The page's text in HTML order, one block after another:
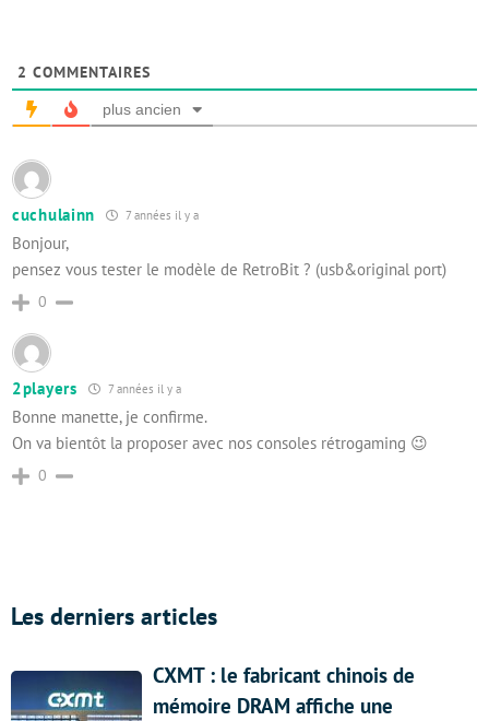
2 COMMENTAIRES
plus ancien
cuchulainn 7 années il y a
Bonjour,
pensez vous tester le modèle de RetroBit ? (usb&original port)
0
2players 7 années il y a
Bonne manette, je confirme.
On va bientôt la proposer avec nos consoles rétrogaming 😉
0
Les derniers articles
CXMT : le fabricant chinois de
mémoire DRAM affiche une